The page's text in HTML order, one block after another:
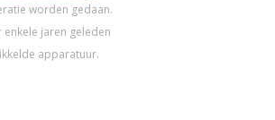
worden gedaan.
jaren geleden
apparatuur.